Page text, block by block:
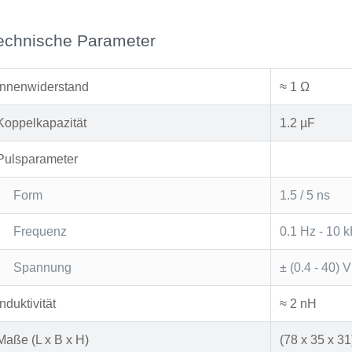
Parameter
≈ 1 Ω
1.2 µF
Form 1.5 / 5 ns
Frequenz 0.1 Hz - 10
Spannung ± (0.4 - 40) V
≈ 2 nH
(L x B x H) (78 x 35 x